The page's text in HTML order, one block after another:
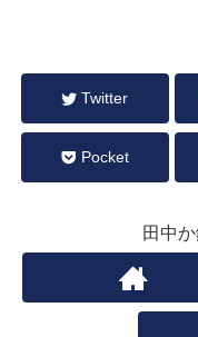
Twitter
Pocket
田中